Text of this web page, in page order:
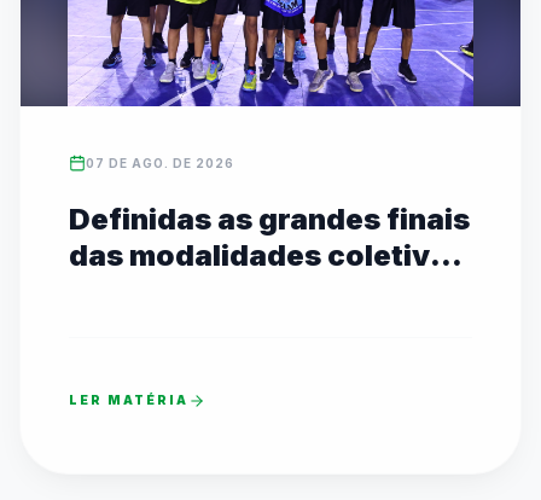
07 DE AGO. DE 2026
Definidas as grandes finais
das modalidades coletivas
LER MATÉRIA